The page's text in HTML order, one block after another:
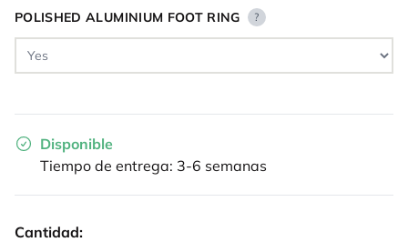
POLISHED ALUMINIUM FOOT RING ?
Disponible
Tiempo de entrega: 3-6 semanas
Cantidad: